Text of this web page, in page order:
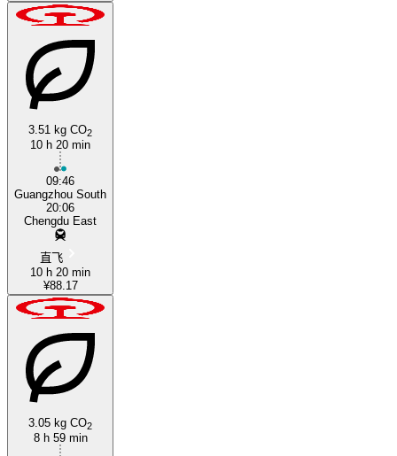
3.51 kg CO2
10 h 20 min
09:46
Guangzhou South
20:06
Chengdu East
直飞
10 h 20 min
¥88.17
3.05 kg CO2
8 h 59 min